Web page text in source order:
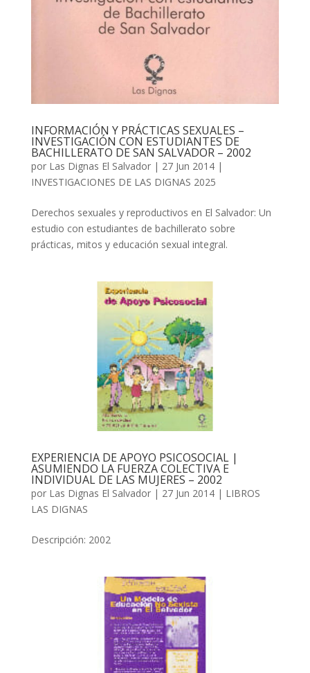
INFORMACIÓN Y PRÁCTICAS SEXUALES –
INVESTIGACIÓN CON ESTUDIANTES DE
BACHILLERATO DE SAN SALVADOR – 2002
por Las Dignas El Salvador| 27 Jun 2014|
INVESTIGACIONES DE LAS DIGNAS 2025
Derechos sexuales y reproductivos en El Salvador: Un
estudio con estudiantes de bachillerato sobre
prácticas, mitos y educación sexual integral.
EXPERIENCIA DE APOYO PSICOSOCIAL |
ASUMIENDO LA FUERZA COLECTIVA E
INDIVIDUAL DE LAS MUJERES – 2002
por Las Dignas El Salvador| 27 Jun 2014| LIBROS
LAS DIGNAS
Descripción: 2002